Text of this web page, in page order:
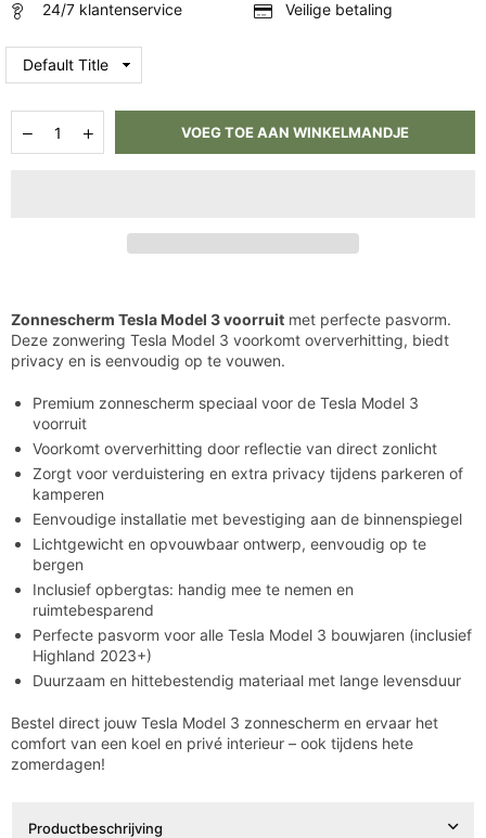
24/7 klantenservice
Veilige betaling
Aantal
verlagen
Aantal
verhogen
VOEG TOE AAN WINKELMANDJE
Zonnescherm Tesla Model 3voorruit met perfecte pasvorm.
Deze zonwering Tesla Model 3 voorkomt oververhitting, biedt
privacy en is eenvoudig op te vouwen.
Premium zonnescherm speciaal voor de Tesla Model 3
voorruit
Voorkomt oververhitting door reflectie van direct zonlicht
Zorgt voor verduistering en extra privacy tijdens parkeren of
kamperen
Eenvoudige installatie met bevestiging aan de binnenspiegel
Lichtgewicht en opvouwbaar ontwerp, eenvoudig op te
bergen
Inclusief opbergtas: handig mee te nemen en
ruimtebesparend
Perfecte pasvorm voor alle Tesla Model 3 bouwjaren (inclusief
Highland 2023+)
Duurzaam en hittebestendig materiaal met lange levensduur
Bestel direct jouw Tesla Model 3 zonnescherm en ervaar het
comfort van een koel en privé interieur – ook tijdens hete
zomerdagen!
Productbeschrijving